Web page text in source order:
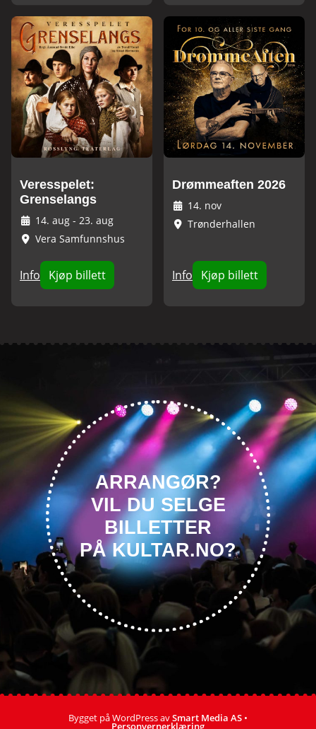
Veresspelet:
Grenselangs
14. aug - 23. aug
Vera Samfunnshus
Info Kjøp billett
Drømmeaften 2026
14. nov
Trønderhallen
Info Kjøp billett
ARRANGØR?
VIL DU SELGE
BILLETTER
PÅ KULTAR.NO?
Bygget på WordPress avSmart Media AS •